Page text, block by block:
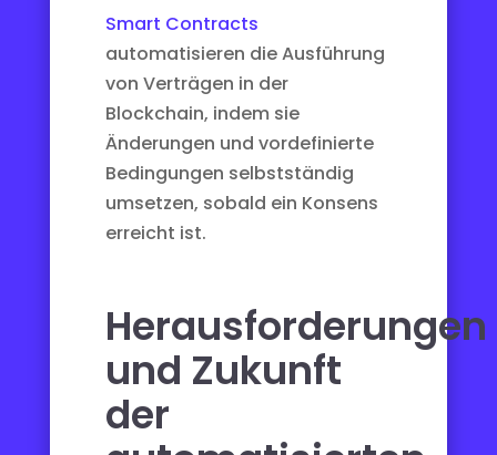
Smart Contracts
automatisieren die Ausführung
von Verträgen in der
Blockchain, indem sie
Änderungen und vordefinierte
Bedingungen selbstständig
umsetzen, sobald ein Konsens
erreicht ist.
Herausforderungen
und Zukunft
der